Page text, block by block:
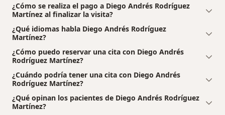
¿Cómo se realiza el pago a Diego Andrés Rodríguez
Martínez al finalizar la visita?
¿Qué idiomas habla Diego Andrés Rodríguez
Martínez?
¿Cómo puedo reservar una cita con Diego Andrés
Rodríguez Martínez?
¿Cuándo podría tener una cita con Diego Andrés
Rodríguez Martínez?
¿Qué opinan los pacientes de Diego Andrés Rodríguez
Martínez?